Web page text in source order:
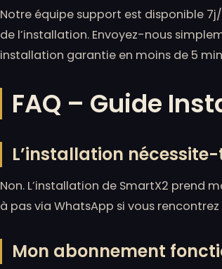
Notre équipe support est disponible
de l’installation. Envoyez-nous
installation garantie en moins de 5
FAQ – Guide
L’installation
Non. L’installation de SmartX2 prend
à pas via WhatsApp si vous
Mon abonnement